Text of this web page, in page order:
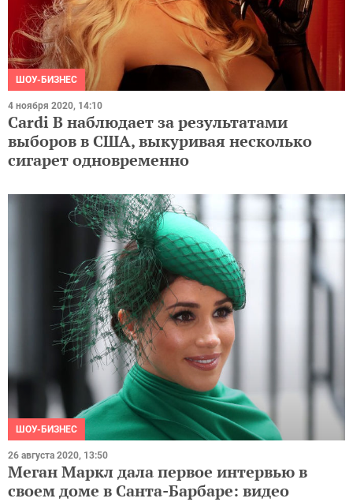
ШОУ-БИЗНЕС
4 ноября 2020, 14:10
Cardi B наблюдает за результатами
выборов в США, выкуривая несколько
сигарет одновременно
ШОУ-БИЗНЕС
26 августа 2020, 13:50
Меган Маркл дала первое интервью в
своем доме в Санта-Барбаре: видео